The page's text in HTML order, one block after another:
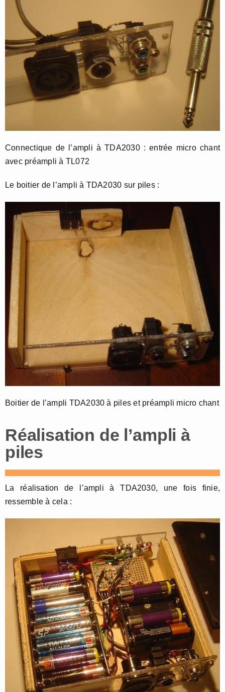
Connectique de l’ampli à TDA2030 : entrée micro chant
avec préampli à TL072
Le boitier de l’ampli à TDA2030 sur piles :
Boitier de l’ampli TDA2030 à piles et préampli micro chant
Réalisation de l’ampli à
piles
La réalisation de l’ampli à TDA2030, une fois finie,
ressemble à cela :